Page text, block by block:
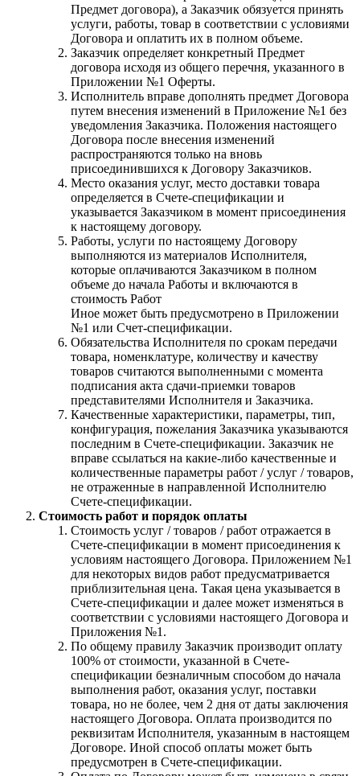
Предмет договора), а Заказчик обязуется принять
услуги, работы, товар в соответствии с условиями
Договора и оплатить их в полном объеме.
Заказчик определяет конкретный Предмет
договора исходя из общего перечня, указанного в
Приложении №1 Оферты.
Исполнитель вправе дополнять предмет Договора
путем внесения изменений в Приложение №1 без
уведомления Заказчика. Положения настоящего
Договора после внесения изменений
распространяются только на вновь
присоединившихся к Договору Заказчиков.
Место оказания услуг, место доставки товара
определяется в Счете-спецификации и
указывается Заказчиком в момент присоединения
к настоящему договору.
Работы, услуги по настоящему Договору
выполняются из материалов Исполнителя,
которые оплачиваются Заказчиком в полном
объеме до начала Работы и включаются в
стоимость Работ
Иное может быть предусмотрено в Приложении
№1 или Счет-спецификации.
Обязательства Исполнителя по срокам передачи
товара, номенклатуре, количеству и качеству
товаров считаются выполненными с момента
подписания акта сдачи-приемки товаров
представителями Исполнителя и Заказчика.
Качественные характеристики, параметры, тип,
конфигурация, пожелания Заказчика указываются
последним в Счете-спецификации. Заказчик не
вправе ссылаться на какие-либо качественные и
количественные параметры работ / услуг / товаров,
не отраженные в направленной Исполнителю
Счете-спецификации.
Стоимость работ и порядок оплаты
Стоимость услуг / товаров / работ отражается в
Счете-спецификации в момент присоединения к
условиям настоящего Договора. Приложением №1
для некоторых видов работ предусматривается
приблизительная цена. Такая цена указывается в
Счете-спецификации и далее может изменяться в
соответствии с условиями настоящего Договора и
Приложения №1.
По общему правилу Заказчик производит оплату
100% от стоимости, указанной в Счете-
спецификации безналичным способом до начала
выполнения работ, оказания услуг, поставки
товара, но не более, чем 2 дня от даты заключения
настоящего Договора. Оплата производится по
реквизитам Исполнителя, указанным в настоящем
Договоре. Иной способ оплаты может быть
предусмотрен в Счете-спецификации.